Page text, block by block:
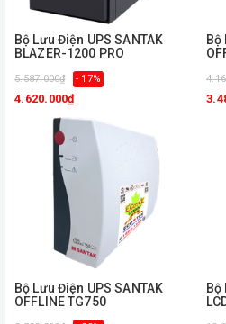
Bộ Lưu Điện UPS SANTAK
BLAZER-1200 PRO
5.587.000₫ - 17%
4.620.000₫
Bộ
Bộ Lưu Điện UPS SANTAK
OFFLINE TG750
Bộ